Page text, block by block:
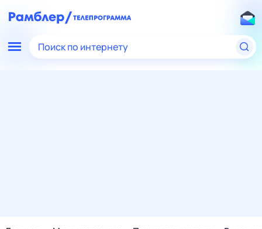
Поиск по интернету